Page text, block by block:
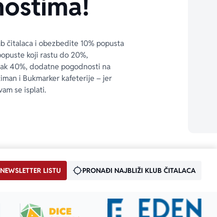
čitalaca i obezbedite 10% popusta
koji rastu do 20%,
40%, dodatne pogodnosti na
i Bukmarker kafeterije – jer
se isplati.
LISTU PRONAĐI NAJBLIŽI KLUB ČITALACA